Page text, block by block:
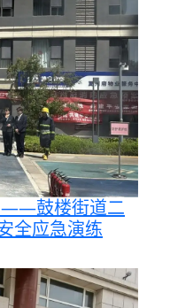
——鼓楼街道二
全应急演练